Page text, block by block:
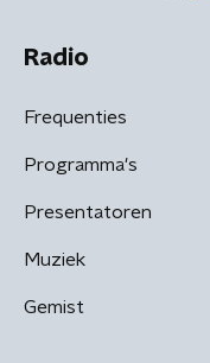
Radio
Frequenties
Programma's
Presentatoren
Muziek
Gemist